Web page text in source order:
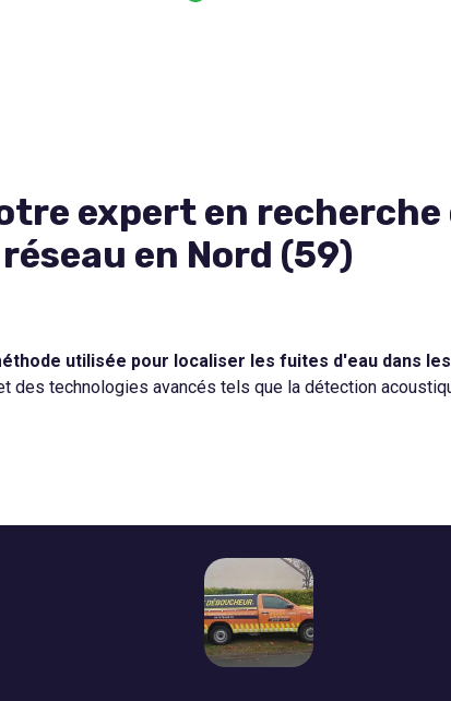
expert en
en Nord (59)
utilisée pour localiser les fuites d'eau dans
des technologies avancés tels que la détection